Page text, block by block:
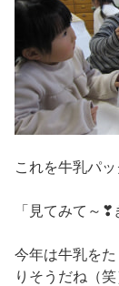
これを牛乳パ
「見てみて～❣
今年は牛乳を
りそうだね（笑